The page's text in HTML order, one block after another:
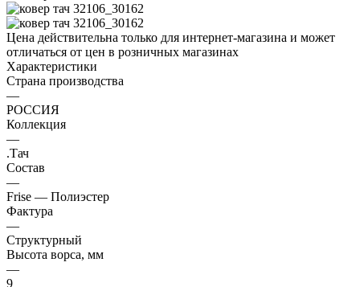
Цена действительна только для интернет-магазина и может
отличаться от цен в розничных магазинах
Характеристики
Страна производства
—
РОССИЯ
Коллекция
—
.Тач
Состав
—
Frise — Полиэстер
Фактура
—
Структурный
Высота ворса, мм
—
9